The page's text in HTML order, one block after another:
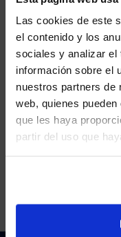
Las cookies de este
el contenido y los
sociales y analizar el
información sobre el
nuestros partners de
web, quienes
que les haya
partir del uso que
DVLED
Debunking 6
VIEW MORE
WE
YES,
NO,